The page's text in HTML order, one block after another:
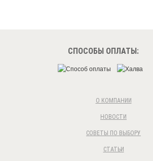
СПОСОБЫ ОПЛАТЫ:
О КОМПАНИИ
НОВОСТИ
СОВЕТЫ ПО ВЫБОРУ
СТАТЬИ